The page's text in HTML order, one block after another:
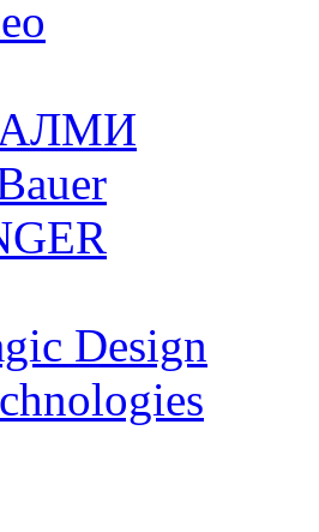
АЛМИ
Design